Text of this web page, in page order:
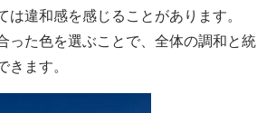
は違和感を感じることがあります。
った色を選ぶことで、全体の調和と統
きます。